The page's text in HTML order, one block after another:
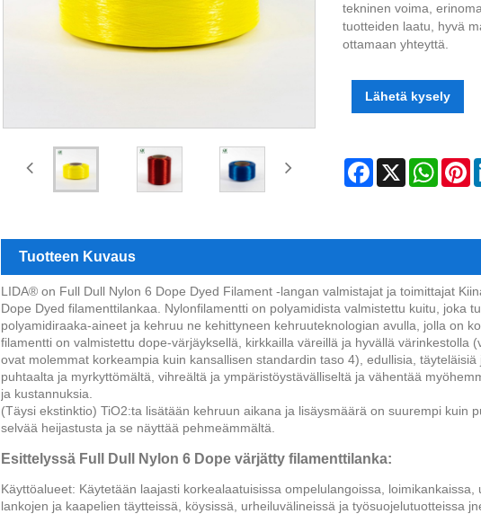
tekninen voima,
tuotteiden laatu, hyvä
ottamaan yhteyttä.
Lähetä kysely
Facebook
X
Tuotteen Kuvaus
LIDA® on Full Dull Nylon 6 Dope Dyed Filament -langan valmistajat ja toimittajat
Dope Dyed filamenttilankaa. Nylonfilamentti on polyamidista valmistettu kuitu, joka
polyamidiraaka-aineet ja kehruu ne kehittyneen kehruuteknologian avulla, jolla on
filamentti on valmistettu dope-värjäyksellä, kirkkailla väreillä ja hyvällä värinkestolla
​​ovat molemmat korkeampia kuin kansallisen standardin taso 4), edullisia,
puhtaalta ja myrkyttömältä, vihreältä ja ympäristöystävälliseltä ja vähentää
ja kustannuksia.
(Täysi ekstinktio) TiO2:ta lisätään kehruun aikana ja lisäysmäärä on suurempi kuin
selvää heijastusta ja se näyttää pehmeämmältä.
Esittelyssä Full Dull Nylon 6 Dope värjätty filamenttilanka:
Käyttöalueet: Käytetään laajasti korkealaatuisissa ompelulangoissa,
lankojen ja kaapelien täytteissä, köysissä, urheiluvälineissä ja työsuojelutuotteissa